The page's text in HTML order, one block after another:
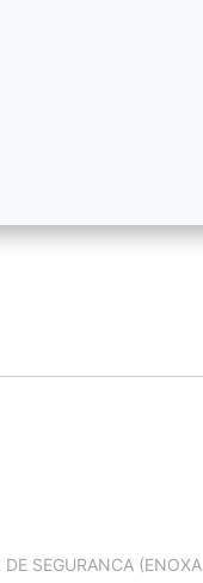
SEGURANCA (ENOXA